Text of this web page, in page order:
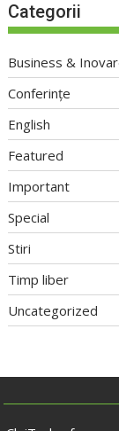
Categorii
Business &
Conferințe
English
Featured
Important
Special
Stiri
Timp liber
Uncategorized